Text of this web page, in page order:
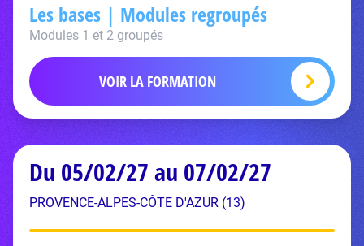
Les bases | Modules regroupés
Modules 1 et 2 groupés
VOIR LA FORMATION
Du 05/02/27 au 07/02/27
PROVENCE-ALPES-CÔTE D'AZUR (13)